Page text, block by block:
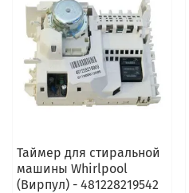
Таймер для стиральной
машины Whirlpool
(Вирпул) - 481228219542